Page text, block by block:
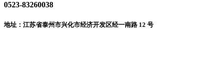
0523-83260038
地址：江苏省泰州市兴化市经济开发区经一南路 12 号